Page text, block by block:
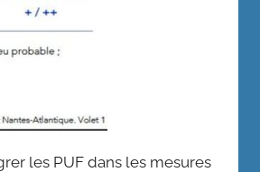
les PUF dans les mesures